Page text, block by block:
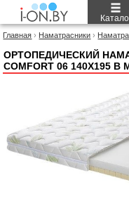
Главная › Наматрасники ›
ОРТОПЕДИЧЕСКИЙ
COMFORT 06 140X195